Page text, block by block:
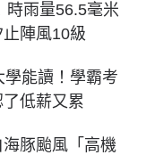
時雨量56.5毫米
陣風10級
學能讀！學霸考
低薪又累
豚颱風「高機